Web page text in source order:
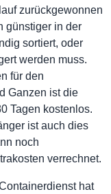
zurückgewonnen
günstiger in der
sortiert, oder
werden muss.
für den
Ganzen ist die
Tagen kostenlos.
ist auch dies
noch
verrechnet.
hat